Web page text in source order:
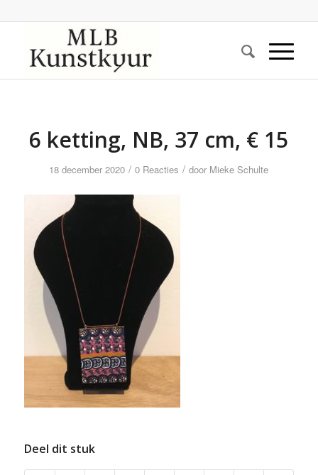
6 ketting, NB, 37 cm, € 15
18 december 2020 / 0 Reacties / door Mieke Schulte
Deel dit stuk